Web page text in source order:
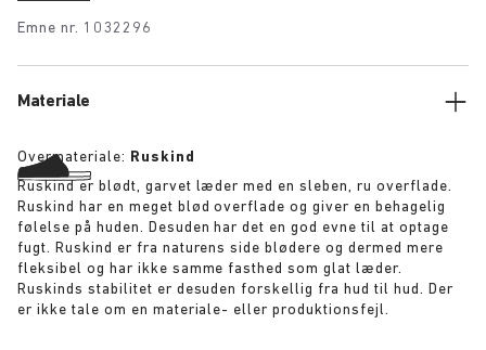
Emne nr. 1032296
Materiale
Overmateriale: Ruskind
Ruskind er blødt, garvet læder med en sleben, ru overflade.
Ruskind har en meget blød overflade og giver en behagelig
følelse på huden. Desuden har det en god evne til at optage
fugt. Ruskind er fra naturens side blødere og dermed mere
fleksibel og har ikke samme fasthed som glat læder.
Ruskinds stabilitet er desuden forskellig fra hud til hud. Der
er ikke tale om en materiale- eller produktionsfejl.